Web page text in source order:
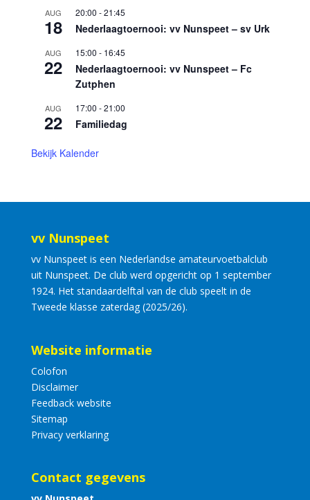
AUG
18
20:00 -21:45
Nederlaagtoernooi: vv Nunspeet – sv Urk
AUG
22
15:00 - 16:45
Nederlaagtoernooi: vv Nunspeet – Fc
Zutphen
AUG
22
17:00 -21:00
Familiedag
Bekijk Kalender
vv Nunspeet
vv Nunspeet is een Nederlandse amateurvoetbalclub
uit Nunspeet. De club werd opgericht op 1 september
1924. Het standaardelftal van de club speelt in de
Tweede klasse zaterdag (2025/26).
Website informatie
Colofon
Disclaimer
Feedback website
Sitemap
Privacy verklaring
Contact gegevens